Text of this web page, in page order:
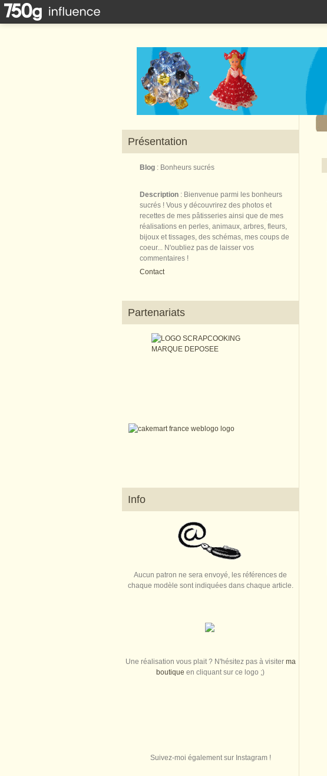
Présentation
Blog : Bonheurs sucrés
Description : Bienvenue parmi les bonheurs
sucrés ! Vous y découvrirez des photos et
recettes de mes pâtisseries ainsi que de mes
réalisations en perles, animaux, arbres, fleurs,
bijoux et tissages, des schémas, mes coups de
coeur... N'oubliez pas de laisser vos
commentaires !
Contact
Partenariats
Info
Aucun patron ne sera envoyé, les références de
chaque modèle sont indiquées dans chaque article.
Une réalisation vous plait ? N'hésitez pas à visiter ma
boutique en cliquant sur ce logo ;)
Suivez-moi également sur Instagram !